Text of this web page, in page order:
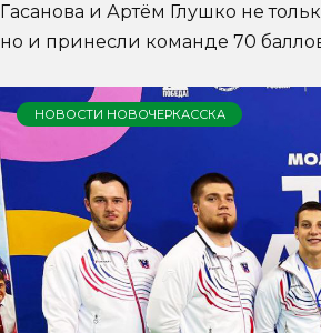
Гасанова и Артём Глушко не
но и принесли команде 70
НОВОСТИ НОВОЧЕРКАССКА